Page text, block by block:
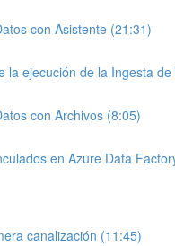
con Asistente (21:31)
la ejecución de la Ingesta
con Archivos (8:05)
en Azure Data
canalización (11:45)